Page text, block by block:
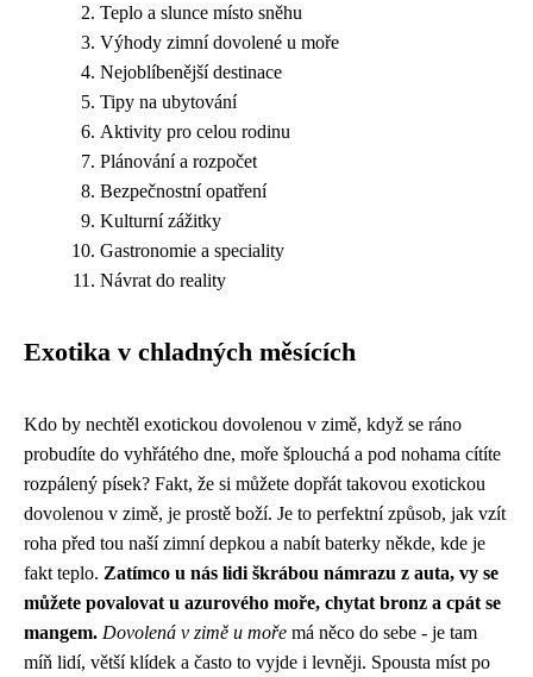
Teplo a slunce místo sněhu
Výhody zimní dovolené u moře
Nejoblíbenější destinace
Tipy na ubytování
Aktivity pro celou rodinu
Plánování a rozpočet
Bezpečnostní opatření
Kulturní zážitky
Gastronomie a speciality
Návrat do reality
Exotika v chladných měsících
Kdo by nechtěl exotickou dovolenou v zimě, když se ráno
probudíte do vyhřátého dne, moře šplouchá a pod nohama cítíte
rozpálený písek? Fakt, že si můžete dopřát takovou exotickou
dovolenou v zimě, je prostě boží. Je to perfektní způsob, jak vzít
roha před tou naší zimní depkou a nabít baterky někde, kde je
fakt teplo. Zatímco u nás lidi škrábou námrazu z auta, vy se
můžete povalovat u azurového moře, chytat bronz a cpát se
mangem. Dovolená v zimě u moře má něco do sebe - je tam
míň lidí, větší klídek a často to vyjde i levněji. Spousta míst po